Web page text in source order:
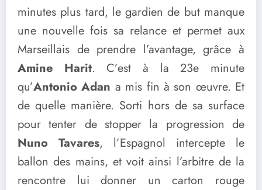
minutes plus tard, le gardien de but manque
une nouvelle fois sa relance et permet aux
Marseillais de prendre l’avantage, grâce à
Amine Harit. C’est à la 23e minute
qu’Antonio Adan a mis fin à son œuvre. Et
de quelle manière. Sorti hors de sa surface
pour tenter de stopper la progression de
Nuno Tavares, l’Espagnol intercepte le
ballon des mains, et voit ainsi l’arbitre de la
rencontre lui donner un carton rouge